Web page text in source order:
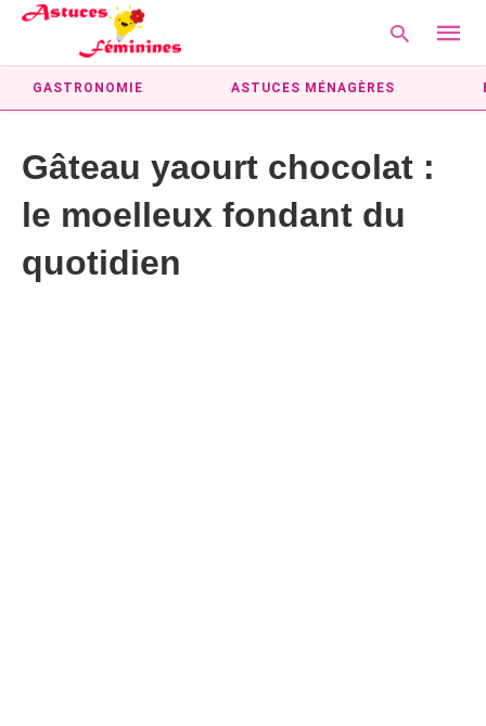
GASTRONOMIE ASTUCES MÉNAGÈRES
Gâteau yaourt chocolat :
le moelleux fondant du
quotidien